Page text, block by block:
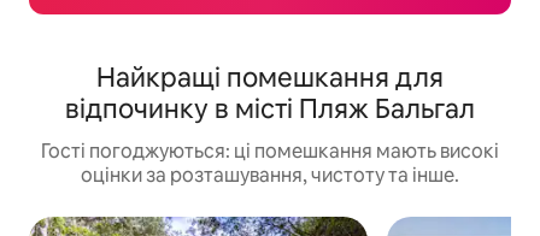
Найкращі помешкання для
відпочинку в місті Пляж Бальгал
Гості погоджуються: ці помешкання мають високі
оцінки за розташування, чистоту та інше.